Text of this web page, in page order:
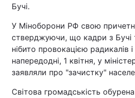
Бучі.
У Міноборони РФ свою
стверджуючи, що кадри з Бучі
нібито провокацією радикалів
напередодні, 1 квітня, у
заявляли про "зачистку"
Світова громадськість